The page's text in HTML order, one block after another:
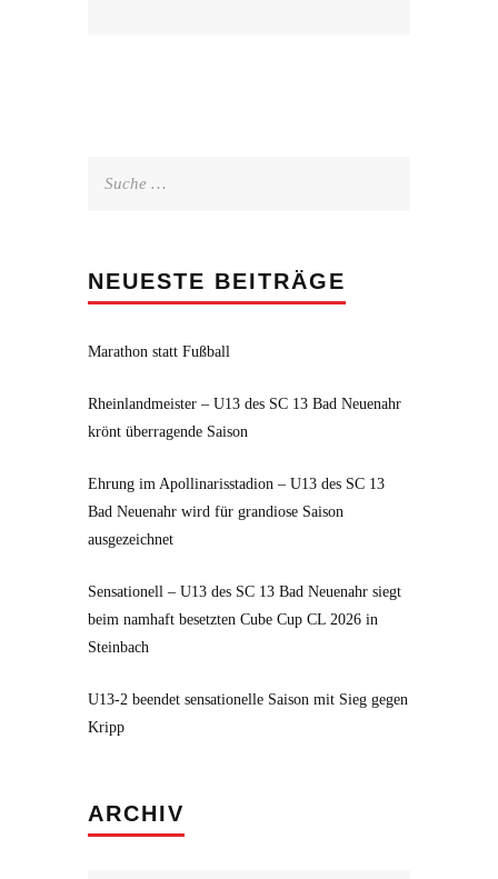
NEUESTE BEITRÄGE
Marathon statt Fußball
Rheinlandmeister – U13 des SC 13 Bad Neuenahr
krönt überragende Saison
Ehrung im Apollinarisstadion – U13 des SC 13
Bad Neuenahr wird für grandiose Saison
ausgezeichnet
Sensationell – U13 des SC 13 Bad Neuenahr siegt
beim namhaft besetzten Cube Cup CL 2026 in
Steinbach
U13-2 beendet sensationelle Saison mit Sieg gegen
Kripp
ARCHIV